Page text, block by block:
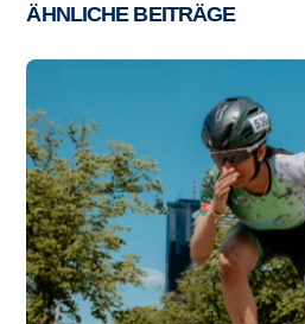
ÄHNLICHE BEITRÄGE